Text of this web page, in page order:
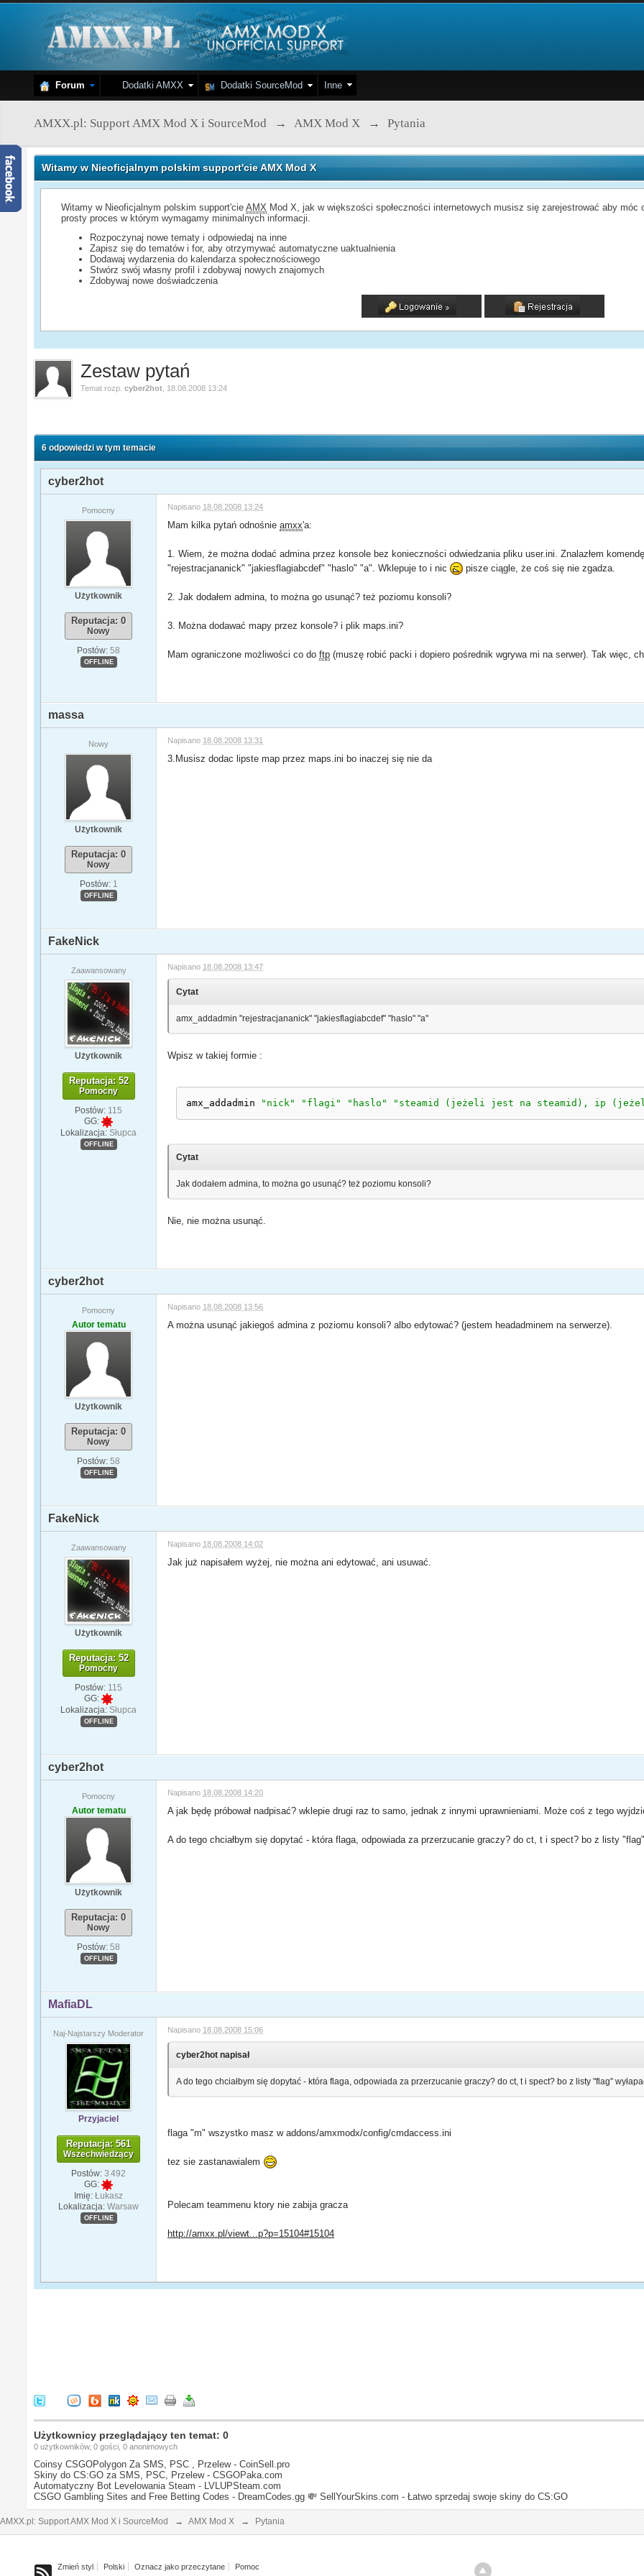
Forum Dodatki AMXX Dodatki SourceMod Inne
AMXX.pl: Support AMX Mod X i SourceMod → AMX Mod X → Pytania
Witamy w Nieoficjalnym polskim support'cie AMX Mod X
Witamy w Nieoficjalnym polskim support'cieAMX Mod X, jak w większości społeczności internetowych musisz się zarejestrować aby
prosty proces w którym wymagamy minimalnych informacji.
Rozpoczynaj nowe tematy i odpowiedaj na inne
Zapisz się do tematów i for, aby otrzymywać automatyczne uaktualnienia
Dodawaj wydarzenia do kalendarza społecznościowego
Stwórz swój własny profil i zdobywaj nowych znajomych
Zdobywaj nowe doświadczenia
Zestaw pytań
Temat rozp.cyber2hot 18.08.2008 13:24
6 odpowiedzi w tym temacie
cyber2hot
Pomocny
Użytkownik
Reputacja: 0
Nowy
Postów: 58
OFFLINE
Napisano 18.08.2008 13:24
Mam kilka pytań odnośnieamxx'a:
1. Wiem, że można dodać admina przez konsole bez konieczności odwiedzania pliku user.ini. Znalazłem
"rejestracjananick" "jakiesflagiabcdef" "haslo" "a". Wklepuje to i nic
pisze ciągle, że coś się nie zgadza.
2. Jak dodałem admina, to można go usunąć? też poziomu konsoli?
3. Można dodawać mapy przez konsole? i plik maps.ini?
Mam ograniczone możliwości co doftp (muszę robić packi i dopiero pośrednik wgrywa mi na serwer). Tak więc,
massa
Nowy
Użytkownik
Reputacja: 0
Nowy
Postów: 1
OFFLINE
Napisano 18.08.2008 13:31
3.Musisz dodac lipste map przez maps.ini bo inaczej się nie da
FakeNick
Zaawansowany
Użytkownik
Reputacja: 52
Pomocny
Postów: 115
GG:
Lokalizacja: Słupca
OFFLINE
Napisano 18.08.2008 13:47
Cytat
amx_addadmin "rejestracjananick" "jakiesflagiabcdef" "haslo" "a"
Wpisz w takiej formie :
amx_addadmin "nick" "flagi" "haslo" "steamid (jeżeli jest na steamid), ip
Cytat
Jak dodałem admina, to można go usunąć? też poziomu konsoli?
Nie, nie można usunąć.
cyber2hot
Pomocny
Autor tematu
Użytkownik
Reputacja: 0
Nowy
Postów: 58
OFFLINE
Napisano 18.08.2008 13:56
A można usunąć jakiegoś admina z poziomu konsoli? albo edytować? (jestem headadminem na serwerze).
FakeNick
Zaawansowany
Użytkownik
Reputacja: 52
Pomocny
Postów: 115
GG:
Lokalizacja: Słupca
OFFLINE
Napisano 18.08.2008 14:02
Jak już napisałem wyżej, nie można ani edytować, ani usuwać.
cyber2hot
Pomocny
Autor tematu
Użytkownik
Reputacja: 0
Nowy
Postów: 58
OFFLINE
Napisano 18.08.2008 14:20
A jak będę próbował nadpisać? wklepie drugi raz to samo, jednak z innymi uprawnieniami. Może coś z tego
A do tego chciałbym się dopytać - która flaga, odpowiada za przerzucanie graczy? do ct, t i spect? bo z listy "flag"
MafiaDL
Naj-Najstarszy Moderator
Przyjaciel
Reputacja: 561
Wszechwiedzący
Postów: 3 492
GG:
Imię: Łukasz
Lokalizacja: Warsaw
OFFLINE
Napisano 18.08.2008 15:06
cyber2hot napisał
A do tego chciałbym się dopytać - która flaga, odpowiada za przerzucanie graczy? do ct, t i spect? bo z listy "flag"
flaga "m" wszystko masz w addons/amxmodx/config/cmdaccess.ini
tez sie zastanawialem
Polecam teammenu ktory nie zabija gracza
http://amxx.pl/viewt...p?p=15104#15104
Użytkownicy przeglądający ten temat: 0
0 użytkowników, 0 gości, 0 anonimowych
Coinsy CSGOPolygon Za SMS, PSC , Przelew - CoinSell.pro
Skiny do CS:GO za SMS, PSC, Przelew - CSGOPaka.com
Automatyczny Bot Levelowania Steam - LVLUPSteam.com
CSGO Gambling Sites and Free Betting Codes - DreamCodes.gg 💸 SellYourSkins.com - Łatwo sprzedaj swoje skiny do CS:GO
AMXX.pl: Support AMX Mod X i SourceMod → AMX Mod X → Pytania
Zmień styl Polski Oznacz jako przeczytane Pomoc